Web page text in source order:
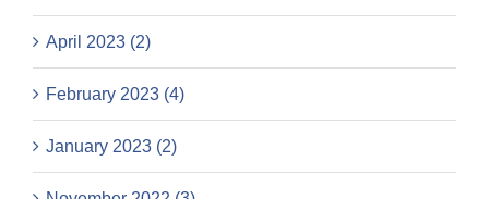
April 2023 (2)
February 2023 (4)
January 2023 (2)